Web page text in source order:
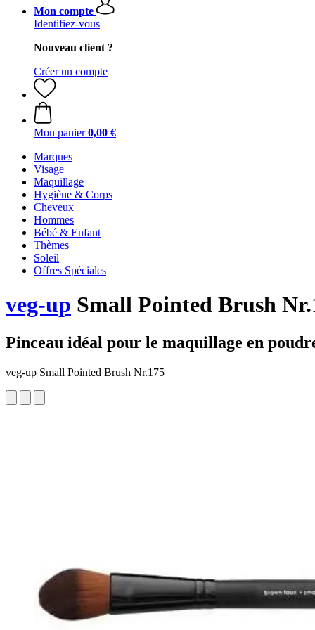
Mon compte
Identifiez-vous
Nouveau client ?
Créer un compte
Mon panier 0,00 €
Marques
Visage
Maquillage
Hygiène & Corps
Cheveux
Hommes
Bébé & Enfant
Thèmes
Soleil
Offres Spéciales
veg-up Small Pointed Brush
Pinceau idéal pour le maquillage en
veg-up Small Pointed Brush Nr.175